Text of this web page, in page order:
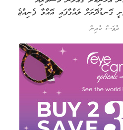
ގޮނޑުދޮށަށް ލައްގާފައި އޮއްވާ ފެނިއްޖެ